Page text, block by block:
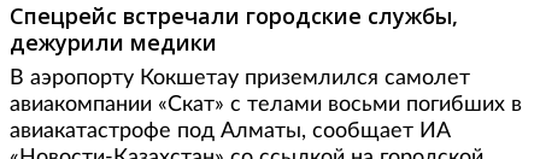
Спецрейс встречали городские службы,
дежурили медики
В аэропорту Кокшетау приземлился самолет
авиакомпании «Скат» с телами восьми погибших в
авиакатастрофе под Алматы, сообщает ИА